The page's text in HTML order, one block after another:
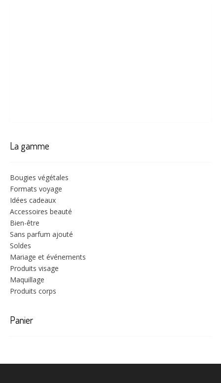
La gamme
Bougies végétales
Formats voyage
Idées cadeaux
Accessoires beauté
Bien-être
Sans parfum ajouté
Soldes
Mariage et événements
Produits visage
Maquillage
Produits corps
Panier